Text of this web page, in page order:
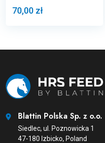
70,00 zł
Blattin Polska Sp. z o.o.
Siedlec, ul. Poznowicka 1
47-180 Izbicko, Poland